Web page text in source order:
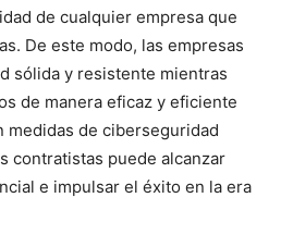
de cualquier empresa que
De este modo, las empresas
sólida y resistente mientras
de manera eficaz y eficiente
medidas de ciberseguridad
contratistas puede⁤ alcanzar
e impulsar ⁢el éxito en la era